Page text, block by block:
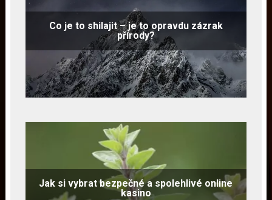
Co je to shilajit – je to opravdu zázrak
přírody?
Jak si vybrat bezpečné a spolehlivé online
kasino